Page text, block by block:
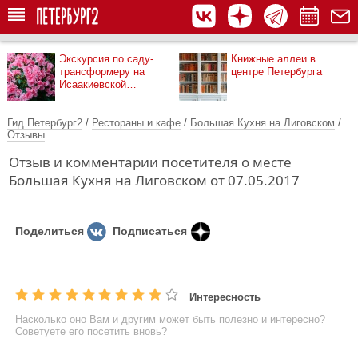
Экскурсия по саду-
трансформеру на
Исаакиевской
Книжные аллеи в
центре Петербурга
Гид Петербург2 / Рестораны и кафе / Большая Кухня на Лиговском /
Отзывы
Отзыв и комментарии посетителя о месте
Большая Кухня на Лиговском от 07.05.2017
Поделиться Подписаться
Интересность
Насколько оно Вам и другим может быть полезно и интересно?
Советуете его посетить вновь?